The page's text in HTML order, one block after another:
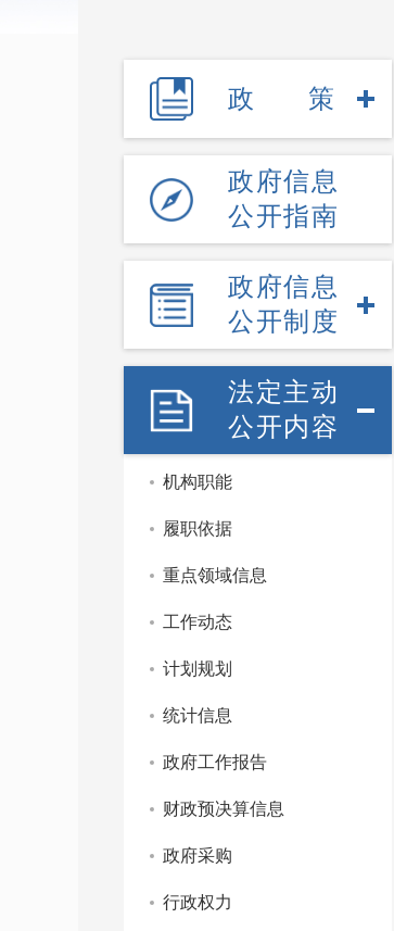
政策
政府信息
公开指南
政府信息
公开制度
法定主动
公开内容
机构职能
履职依据
重点领域信息
工作动态
计划规划
统计信息
政府工作报告
财政预决算信息
政府采购
行政权力